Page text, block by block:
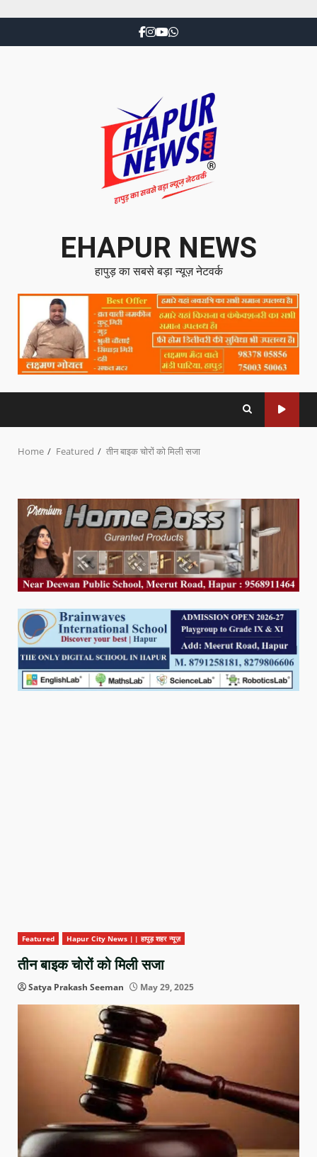
EHAPUR NEWS
हापुड़ का सबसे बड़ा न्यूज़ नेटवर्क
Home Featured तीन बाइक चोरों को मिली सजा
Featured Hapur City News || हापुड़ शहर न्यूज़
तीन बाइक चोरों को मिली सजा
Satya Prakash Seeman May 29, 2025